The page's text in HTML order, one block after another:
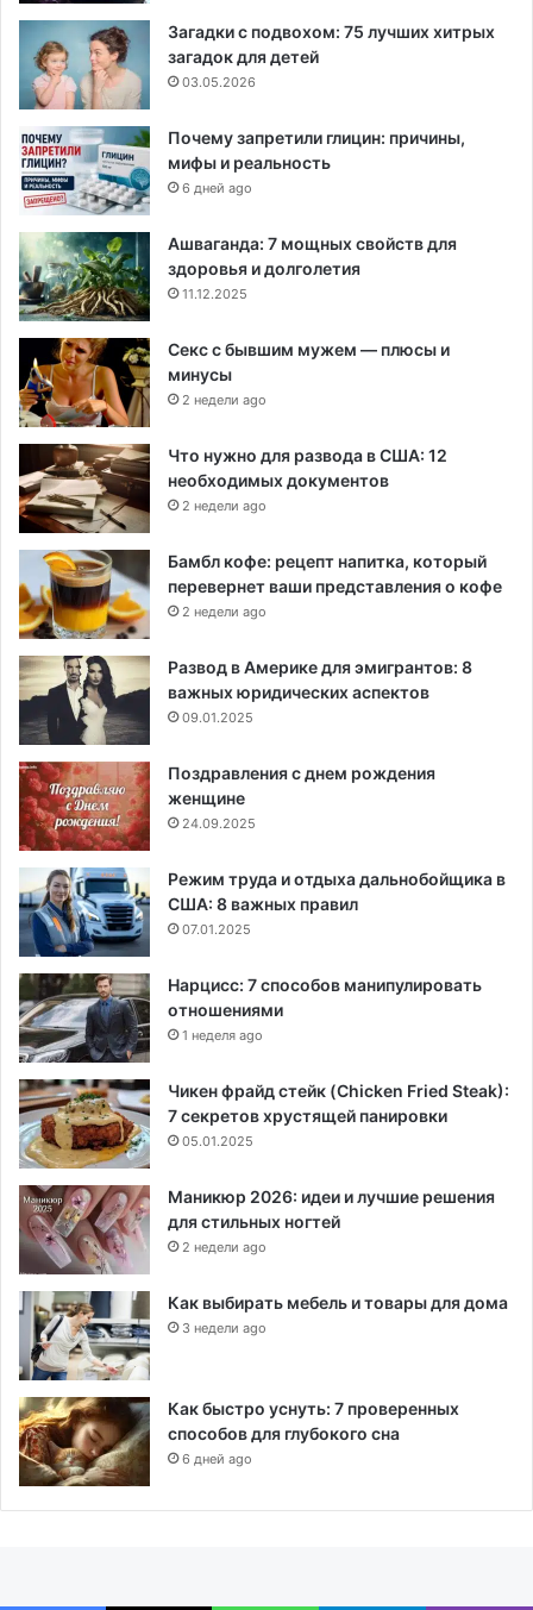
Загадки с подвохом: 75 лучших хитрых
загадок для детей
03.05.2026
Почему запретили глицин: причины,
мифы и реальность
6 дней ago
Ашваганда: 7 мощных свойств для
здоровья и долголетия
11.12.2025
Секс с бывшим мужем — плюсы и
минусы
2 недели ago
Что нужно для развода в США: 12
необходимых документов
2 недели ago
Бамбл кофе: рецепт напитка, который
перевернет ваши представления о кофе
2 недели ago
Развод в Америке для эмигрантов: 8
важных юридических аспектов
09.01.2025
Поздравления с днем рождения
женщине
24.09.2025
Режим труда и отдыха дальнобойщика в
США: 8 важных правил
07.01.2025
Нарцисс: 7 способов манипулировать
отношениями
1 неделя ago
Чикен фрайд стейк (Chicken Fried Steak):
7 секретов хрустящей панировки
05.01.2025
Маникюр 2026: идеи и лучшие решения
для стильных ногтей
2 недели ago
Как выбирать мебель и товары для дома
3 недели ago
Как быстро уснуть: 7 проверенных
способов для глубокого сна
6 дней ago